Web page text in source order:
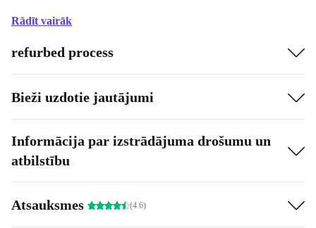
Rādīt vairāk
refurbed process
Bieži uzdotie jautājumi
Informācija par izstrādājuma drošumu un
atbilstību
Atsauksmes (4.6)